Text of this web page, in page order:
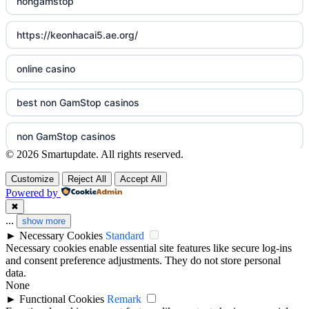
sazkove kancelare cz
casino online
online casino
nejlepší online casino
casinos zonder cruks
online casino zonder cruks
casinos zonder cruks
beste goksites
goksites zonder cruks
non gamstop casinos
non gamstop casinos
non gamstop casinos
non gamstop casinos
non gamstop casinos
non gamstop casinos
best casino not on GamStop
casino not on gamestop
https://keonhacai5.ae.org/
online casino
best non GamStop casinos
non GamStop casinos
ranking kasyn online
legalne kasyno online
zagraniczni bukmacherzy w polsce
non gamstop casinos
non gamstop casino
© 2026 Smartupdate. All rights reserved.
Customize Reject All Accept All
Powered by
✖
... show more
► Necessary Cookies Standard
Necessary cookies enable essential site features like secure log-ins
and consent preference adjustments. They do not store personal
data.
None
► Functional Cookies Remark